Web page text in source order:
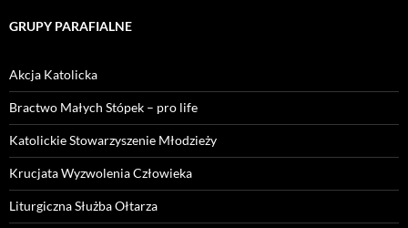
GRUPY PARAFIALNE
Akcja Katolicka
Bractwo Małych Stópek – pro life
Katolickie Stowarzyszenie Młodzieży
Krucjata Wyzwolenia Człowieka
Liturgiczna Służba Ołtarza